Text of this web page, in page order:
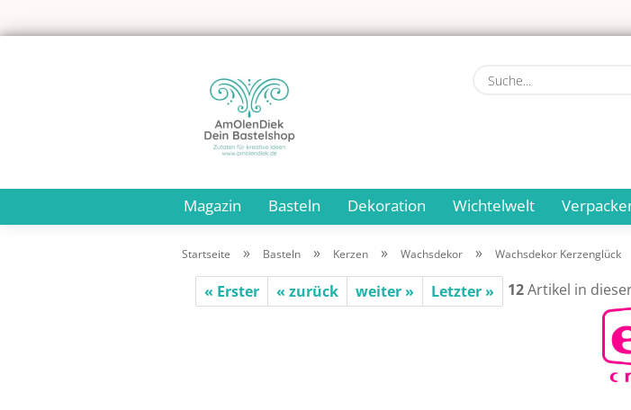
Magazin Basteln Dekoration Wichtelwelt
Startseite » Basteln » Kerzen » Wachsdekor » Wachsdekor Kerzenglück
« Erster « zurück weiter » Letzter » 12Artikel in